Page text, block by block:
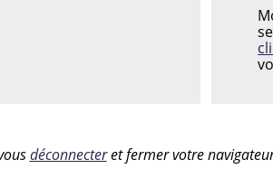
déconnecteret fermer votre